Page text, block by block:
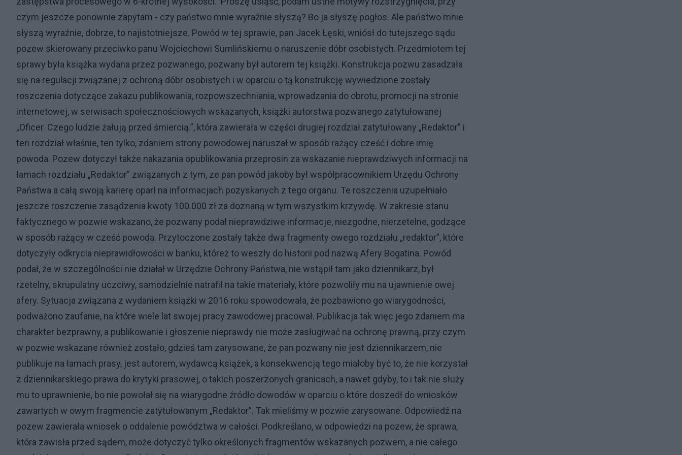
czym jeszcze ponownie zapytam - czy państwo mnie wyraźnie słyszą? Bo ja słyszę pogłos. Ale państwo mnie
słyszą wyraźnie, dobrze, to najistotniejsze. Powód w tej sprawie, pan Jacek Łęski, wniósł do tutejszego sądu
pozew skierowany przeciwko panu Wojciechowi Sumlińskiemu o naruszenie dóbr osobistych. Przedmiotem tej
sprawy była książka wydana przez pozwanego, pozwany był autorem tej książki. Konstrukcja pozwu zasadzała
się na regulacji związanej z ochroną dóbr osobistych i w oparciu o tą konstrukcję wywiedzione zostały
roszczenia dotyczące zakazu publikowania, rozpowszechniania, wprowadzania do obrotu, promocji na stronie
internetowej, w serwisach społecznościowych wskazanych, książki autorstwa pozwanego zatytułowanej
„Oficer. Czego ludzie żałują przed śmiercią.”, która zawierała w części drugiej rozdział zatytułowany „Redaktor” i
ten rozdział właśnie, ten tylko, zdaniem strony powodowej naruszał w sposób rażący cześć i dobre imię
powoda. Pozew dotyczył także nakazania opublikowania przeprosin za wskazanie nieprawdziwych informacji na
łamach rozdziału „Redaktor” związanych z tym, ze pan powód jakoby był współpracownikiem Urzędu Ochrony
Państwa a całą swoją karierę oparł na informacjach pozyskanych z tego organu. Te roszczenia uzupełniało
jeszcze roszczenie zasądzenia kwoty 100.000 zł za doznaną w tym wszystkim krzywdę. W zakresie stanu
faktycznego w pozwie wskazano, że pozwany podał nieprawdziwe informacje, niezgodne, nierzetelne, godzące
w sposób rażący w cześć powoda. Przytoczone zostały także dwa fragmenty owego rozdziału „redaktor”, które
dotyczyły odkrycia nieprawidłowości w banku, któreż to weszły do historii pod nazwą Afery Bogatina. Powód
podał, że w szczególności nie działał w Urzędzie Ochrony Państwa, nie wstąpił tam jako dziennikarz, był
rzetelny, skrupulatny uczciwy, samodzielnie natrafił na takie materiały, które pozwoliły mu na ujawnienie owej
afery. Sytuacja związana z wydaniem książki w 2016 roku spowodowała, że pozbawiono go wiarygodności,
podważono zaufanie, na które wiele lat swojej pracy zawodowej pracował. Publikacja tak więc jego zdaniem ma
charakter bezprawny, a publikowanie i głoszenie nieprawdy nie może zasługiwać na ochronę prawną, przy czym
w pozwie wskazane również zostało, gdzieś tam zarysowane, że pan pozwany nie jest dziennikarzem, nie
publikuje na łamach prasy, jest autorem, wydawcą książek, a konsekwencją tego miałoby być to, że nie korzystał
z dziennikarskiego prawa do krytyki prasowej, o takich poszerzonych granicach, a nawet gdyby, to i tak nie służy
mu to uprawnienie, bo nie powołał się na wiarygodne źródło dowodów w oparciu o które doszedł do wniosków
zawartych w owym fragmencie zatytułowanym „Redaktor”. Tak mieliśmy w pozwie zarysowane. Odpowiedź na
pozew zawierała wniosek o oddalenie powództwa w całości. Podkreślano, w odpowiedzi na pozew, że sprawa,
która zawisła przed sądem, może dotyczyć tylko określonych fragmentów wskazanych pozwem, a nie całego